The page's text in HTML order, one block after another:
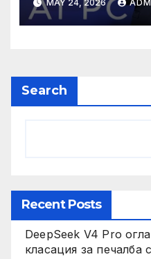
MAY 24, 2026
Search
Recent Posts
DeepSeek V4 Pro
класация за печалба